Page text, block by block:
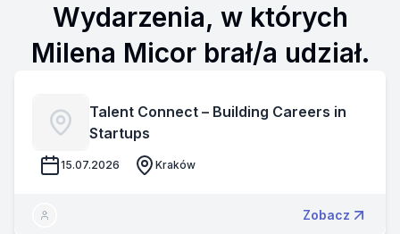
Wydarzenia, w których
Milena Micor brał/a udział.
Talent Connect – Building Careers in
Startups
15.07.2026 Kraków
Zobacz